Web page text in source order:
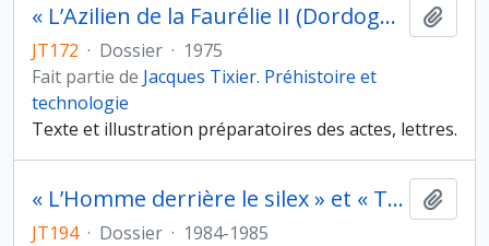
« L’Azilien de la Faurélie II (Dordogne) », communication au IXe Congrès de l’Union Internationale des Sciences Préhistoriques et Protohistoriques, Nice, 13-18 septembre 1976, et préparation des actes
JT172 · Dossier · 1975
Fait partie de Jacques Tixier. Préhistoire et
technologie
Texte et illustration préparatoires des actes, lettres.
« L’Homme derrière le silex » et « Tailler, pourquoi faire ? », conférences à l’université de Genève et à l’université de Neuchâtel (Suisse) dans le cadre du Cercle genevois d’archéologie, les 15 et 16 janvier 1985
JT194 · Dossier · 1984-1985